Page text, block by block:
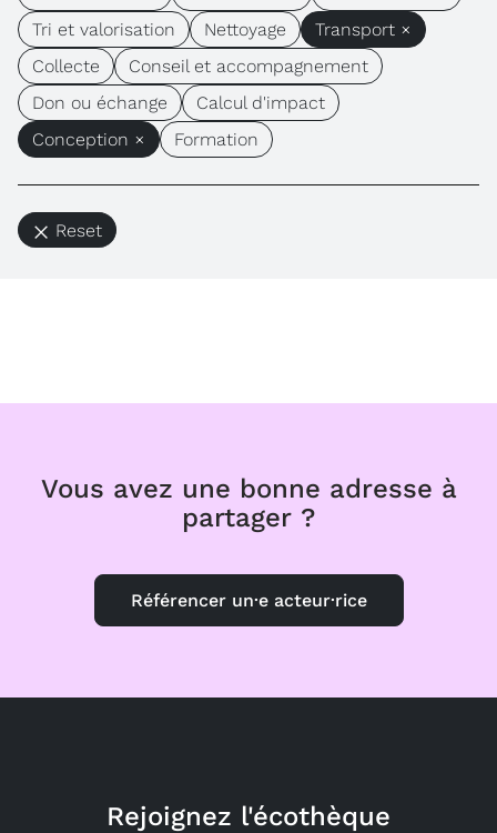
Tri et valorisation
Nettoyage
Transport ×
Collecte
Conseil et accompagnement
Don ou échange
Calcul d'impact
Conception ×
Formation
Reset
Vous avez une bonne adresse à
partager ?
Référencer un·e acteur·rice
Rejoignez l'écothèque